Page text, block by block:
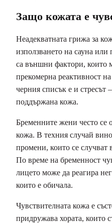
Защо кожата е
Неадекватната грижа за
използването на сауна
са външни фактори, които
прекомерна реактивност
черния списък е и стресът
поддържана кожа.
Бременните жени често се
кожа. В техния случай
промени, които се случват
По време на бременност
лицето може да реагира
които е обичала.
Чувствителната кожа е
придружава хората, които